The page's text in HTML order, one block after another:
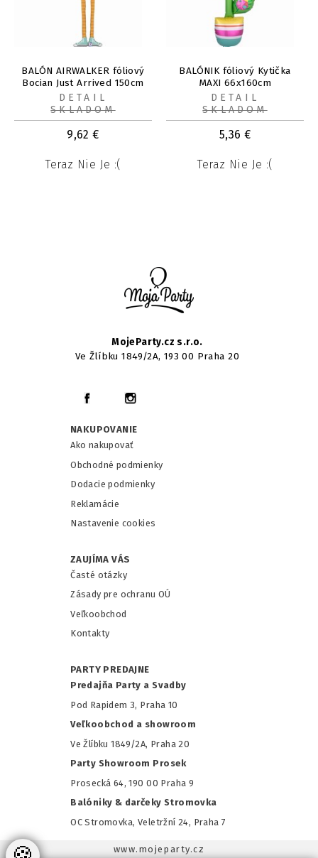
BALÓN AIRWALKER fóliový
Bocian Just Arrived 150cm
9,62 €
Teraz Nie Je :(
DETAIL
SKLADOM
BALÓNIK fóliový Kytička
MAXI 66x160cm
5,36 €
Teraz Nie Je :(
DETAIL
SKLADOM
MojeParty.cz s.r.o.
Ve Žlíbku 1849/2A, 193 00 Praha 20
NAKUPOVANIE
Ako nakupovať
Obchodné podmienky
Dodacie podmienky
Reklamácie
Nastavenie cookies
ZAUJÍMA VÁS
Časté otázky
Zásady pre ochranu OÚ
Veľkoobchod
Kontakty
PARTY PREDAJNE
Predajňa Party a Svadby
Pod Rapidem 3, Praha 10
Veľkoobchod a showroom
Ve Žlíbku 1849/2A, Praha 20
Party Showroom Prosek
Prosecká 64, 190 00 Praha 9
Balóniky & darčeky Stromovka
OC Stromovka, Veletržní 24, Praha 7
www.mojeparty.cz